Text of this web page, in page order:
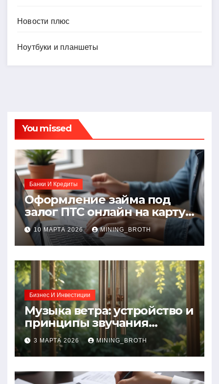
Новости плюс
Ноутбуки и планшеты
You missed
Банки И Кредиты
Оформление займа под
залог ПТС онлайн на карту
без визита в офис: порядок,
требования и документы
10 МАРТА 2026 MINING_BROTH
Бизнес И Инвестиции
Музыка ветра: устройство и
принципы звучания
колокольчиков
3 МАРТА 2026 MINING_BROTH